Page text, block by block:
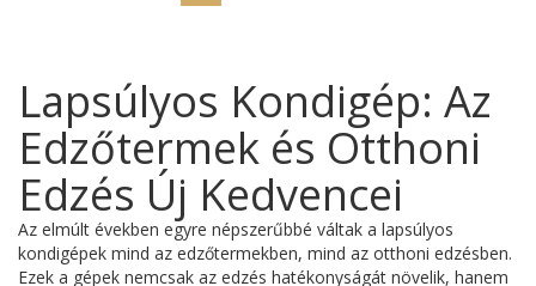
Lapsúlyos Kondigép: Az
Edzőtermek és Otthoni
Edzés Új Kedvencei
Az elmúlt években egyre népszerűbbé váltak a lapsúlyos
kondigépek mind az edzőtermekben, mind az otthoni edzésben.
Ezek a gépek nemcsak az edzés hatékonyságát növelik, hanem